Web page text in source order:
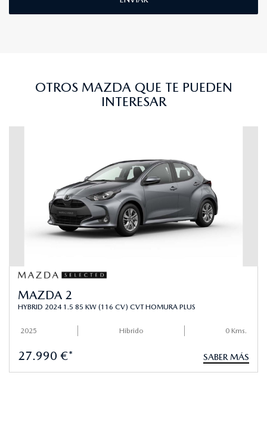
OTROS MAZDA QUE TE PUEDEN
INTERESAR
MAZDA 2
HYBRID 2024 1.5 85 KW (116 CV) CVT HOMURA PLUS
2025 Hibrido 0 Kms.
27.990 €* SABER MÁS